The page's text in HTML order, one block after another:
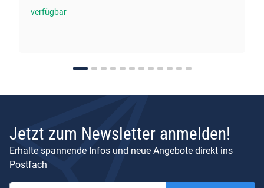
verfügbar
Jetzt zum Newsletter anmelden!
Erhalte spannende Infos und neue Angebote direkt ins
Postfach